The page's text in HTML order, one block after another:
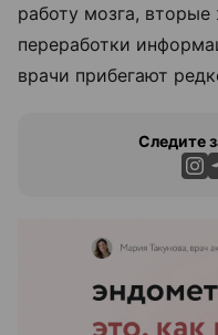
работу мозга,
переработки
врачи прибегают
Следите